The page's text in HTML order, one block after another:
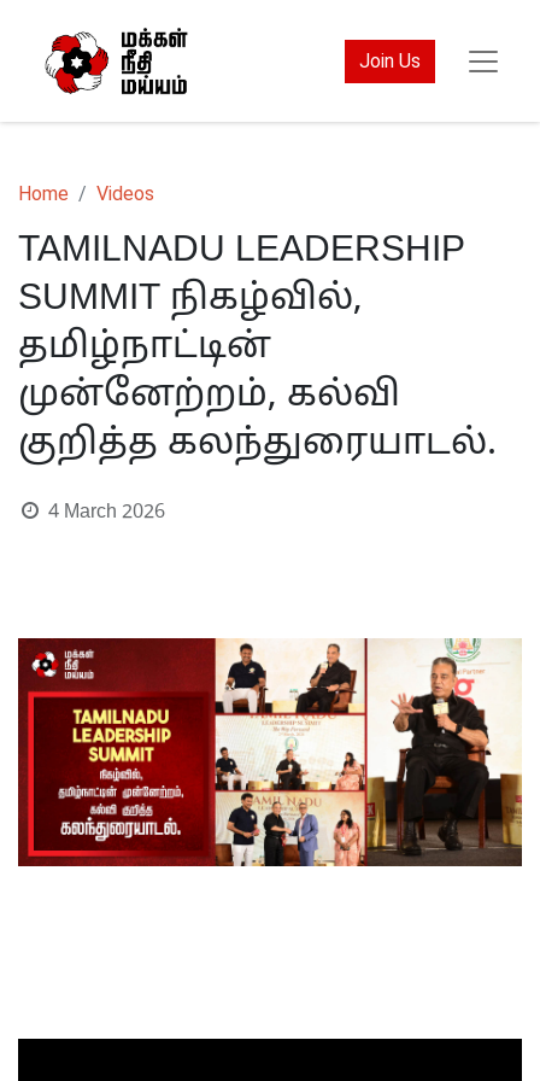
Join Us
Home Videos
TAMILNADU LEADERSHIP
SUMMIT நிகழ்வில்,
தமிழ்நாட்டின்
முன்னேற்றம், கல்வி
குறித்த கலந்துரையாடல்.
4 March 2026